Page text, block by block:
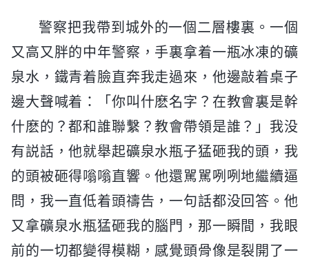
警察把我帶到城外的一個二層樓裏。一個
又高又胖的中年警察，手裏拿着一瓶冰凍的礦
泉水，鐵青着臉直奔我走過來，他邊敲着桌子
邊大聲喊着：「你叫什麽名字？在教會裏是幹
什麽的？都和誰聯繫？教會帶領是誰？」我没
有説話，他就舉起礦泉水瓶子猛砸我的頭，我
的頭被砸得嗡嗡直響。他還駡駡咧咧地繼續逼
問，我一直低着頭禱告，一句話都没回答。他
又拿礦泉水瓶猛砸我的腦門，那一瞬間，我眼
前的一切都變得模糊，感覺頭骨像是裂開了一